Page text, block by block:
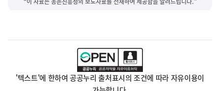
'텍스트'에 한하여 공공누리 출처표시의 조건에 따라 자유이용이